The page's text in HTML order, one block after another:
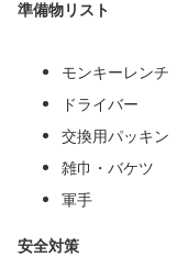
準備物リスト
モンキーレンチ
ドライバー
交換用パッキン
雑巾・バケツ
軍手
安全対策